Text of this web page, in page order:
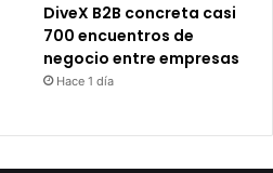
DiveX B2B concreta casi
700 encuentros de
negocio entre empresas
Hace 1 día